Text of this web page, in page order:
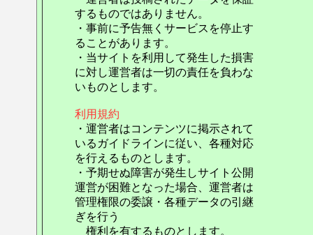
するものではありません。
・事前に予告無くサービスを停止す
ることがあります。
・当サイトを利用して発生した損害
に対し運営者は一切の責任を負わな
いものとします。
利用規約
・運営者はコンテンツに掲示されて
いるガイドラインに従い、各種対応
を行えるものとします。
・予期せぬ障害が発生しサイト公開
運営が困難となった場合、運営者は
管理権限の委譲・各種データの引継
ぎを行う
権利を有するものとします。